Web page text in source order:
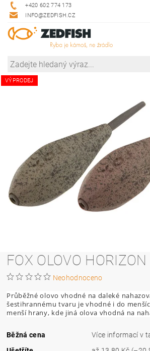
+420 602 774 173
INFO@ZEDFISH.CZ
VÝPRODEJ
FOX OLOVO
Neohodnoceno
Průběžné olovo vhodné na daleké
šestihrannému tvaru je vhodné i do
menší hrany, kde jiná olova vhodná na
Běžná cena
Více informací v